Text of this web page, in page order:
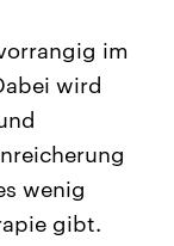
Beiträge,
und
die Vereinigten
Ländern
Einfluss auf
Weltgeschehen.
im
wird
wenig
gibt.